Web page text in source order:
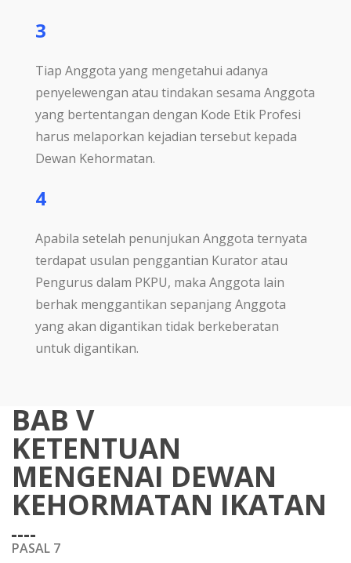
3
Tiap Anggota yang mengetahui adanya
penyelewengan atau tindakan sesama Anggota
yang bertentangan dengan Kode Etik Profesi
harus melaporkan kejadian tersebut kepada
Dewan Kehormatan.
4
Apabila setelah penunjukan Anggota ternyata
terdapat usulan penggantian Kurator atau
Pengurus dalam PKPU, maka Anggota lain
berhak menggantikan sepanjang Anggota
yang akan digantikan tidak berkeberatan
untuk digantikan.
BAB V
KETENTUAN
MENGENAI DEWAN
KEHORMATAN IKATAN
PASAL 7